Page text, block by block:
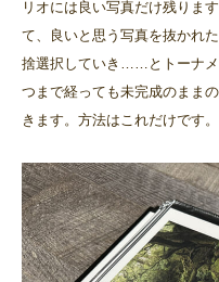
リオには良い写真だけ残りま
て、良いと思う写真を抜かれ
捨選択していき……とトーナメ
つまで経っても未完成のまま
きます。方法はこれだけです。